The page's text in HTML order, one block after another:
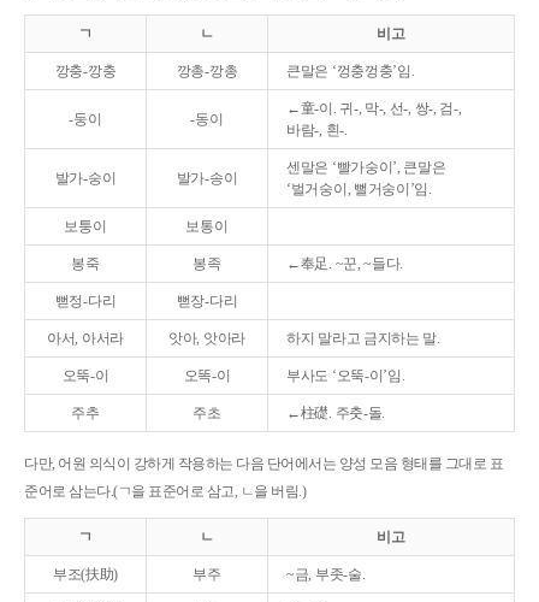
ㄱ ㄴ 비고
깡충-깡충 깡총-깡총 큰말은 ‘껑충껑충’임.
-둥이 -동이
←童-이. 귀-, 막-, 선-, 쌍-, 검-,
바람-, 흰-.
발가-숭이 발가-송이
센말은 ‘빨가숭이’, 큰말은
‘벌거숭이, 뻘거숭이’임.
보퉁이 보통이
봉죽 봉족 ←奉足. ~꾼, ~들다.
뻗정-다리 뻗장-다리
아서, 아서라 앗아, 앗아라 하지 말라고 금지하는 말.
오뚝-이 오똑-이 부사도 ‘오뚝-이’임.
주추 주초 ←柱礎. 주춧-돌.
다만, 어원 의식이 강하게 작용하는 다음 단어에서는 양성 모음 형태를 그대로 표
준어로 삼는다.(ㄱ을 표준어로 삼고, ㄴ을 버림.)
ㄱ ㄴ 비고
부조(扶助) 부주 ~금, 부좃-술.